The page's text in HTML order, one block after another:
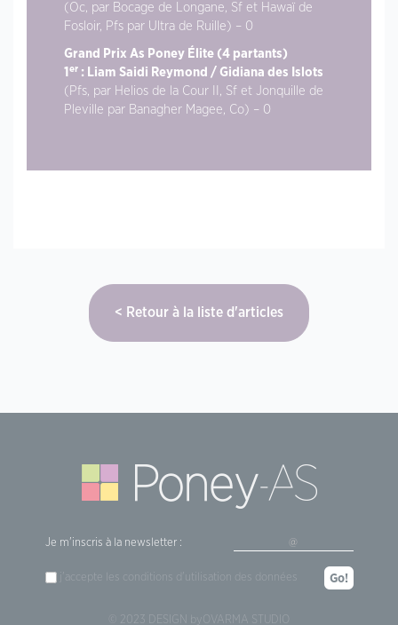
(Oc, par Bocage de Longane, Sf et Hawaï de
Fosloir, Pfs par Ultra de Ruille) – 0
Grand Prix As Poney Élite (4 partants)
1 er : Liam Saidi Reymond / Gidiana des Islots
(Pfs, par Helios de la Cour II, Sf et Jonquille de
Pleville par Banagher Magee, Co) – 0
Retour à la liste d'articles
OVARMA STUDIO
Je m'inscris à la newsletter :
j'accepte les conditions d'utilisation des données Go!